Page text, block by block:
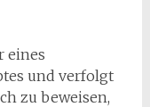
eines
und verfolgt
zu beweisen,